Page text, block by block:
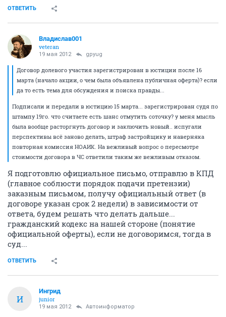
ОТВЕТИТЬ
Владислав001
veteran
19 мая 2012 gpyug
Договор долевого участия зарегистрирован в юстиции после 16
марта (начало акции, о чем была объявлена публичная оферта)? если
да то есть тема для обсуждения и поиска правды...
Подписали и передали в юстицию 15 марта... зарегистрирован судя по
штампу 19го. что считаете есть шанс отмутить соточку? у меня мысль
была вообще расторгнуть договор и заключить новый.. испугали
перспективы всё заново делать, штраф застройщику и наверняка
повторная комиссия НОАИК. На вежливый вопрос о пересмотре
стоимости договора в ЧС ответили таким же вежливым отказом.
Я подготовлю официальное письмо, отправлю в КПД
(главное соблюсти порядок подачи претензии)
заказным письмом, получу официальный ответ (в
договоре указан срок 2 недели) в зависимости от
ответа, будем решать что делать дальше...
гражданский кодекс на нашей стороне (понятие
официальной оферты), если не договоримся, тогда в
суд...
ОТВЕТИТЬ
И
Ингрид
junior
19 мая 2012 Автоинформатор